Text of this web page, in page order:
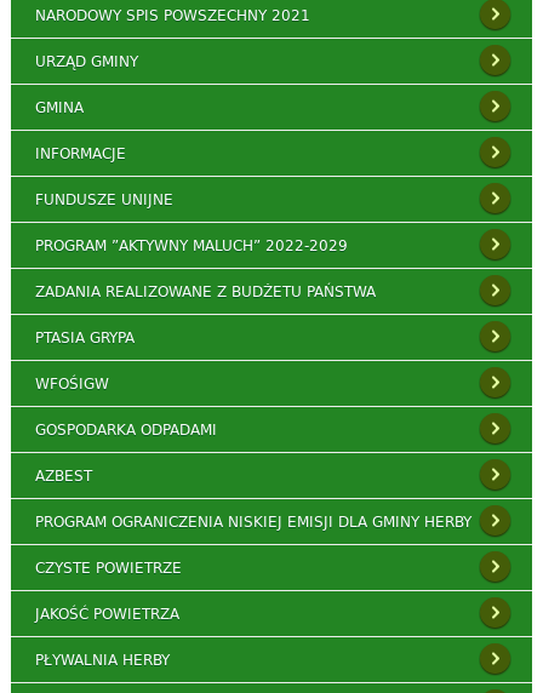
NARODOWY SPIS POWSZECHNY 2021
URZĄD GMINY
GMINA
INFORMACJE
FUNDUSZE UNIJNE
PROGRAM ”AKTYWNY MALUCH” 2022-2029
ZADANIA REALIZOWANE Z BUDŻETU PAŃSTWA
PTASIA GRYPA
WFOŚIGW
GOSPODARKA ODPADAMI
AZBEST
PROGRAM OGRANICZENIA NISKIEJ EMISJI DLA GMINY HERBY
CZYSTE POWIETRZE
JAKOŚĆ POWIETRZA
PŁYWALNIA HERBY